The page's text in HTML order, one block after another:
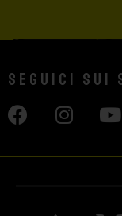
Seguici sui